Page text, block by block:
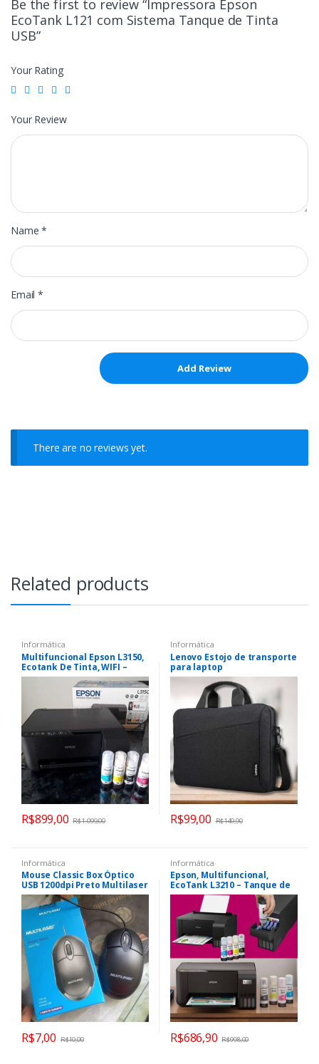
Be the first to review “Impressora Epson
EcoTank L121 com Sistema Tanque de Tinta
USB”
Your Rating
Your Review
Name*
Email*
There are no reviews yet.
Related products
Informática
Multifuncional Epson L3150,
Ecotank De Tinta, WIFI –
C11cg86302
R$899,00 R$1.099,00
Informática
Lenovo Estojo de transporte
para laptop
R$99,00 R$149,90
Informática
Mouse Classic Box Óptico
USB 1200dpi Preto Multilaser
– MO300
R$7,00 R$10,00
Informática
Epson, Multifuncional,
EcoTank L3210 – Tanque de
Tinta Colorida, USB, Bivolt
R$686,90 R$998,00